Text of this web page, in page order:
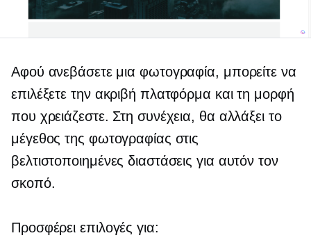
Αφού ανεβάσετε μια φωτογραφία, μπορείτε να
επιλέξετε την ακριβή πλατφόρμα και τη μορφή
που χρειάζεστε. Στη συνέχεια, θα αλλάξει το
μέγεθος της φωτογραφίας στις
βελτιστοποιημένες διαστάσεις για αυτόν τον
σκοπό.
Προσφέρει επιλογές για: